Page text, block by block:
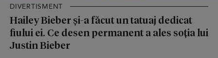
DIVERTISMENT
Hailey Bieber și-a făcut un tatuaj dedicat
fiului ei. Ce desen permanent a ales soția lui
Justin Bieber